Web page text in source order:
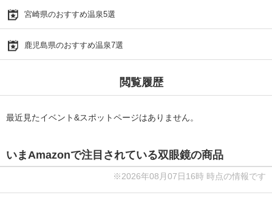
宮崎県のおすすめ温泉5選
鹿児島県のおすすめ温泉7選
閲覧履歴
最近見たイベント&スポットページはありません。
いまAmazonで注目されている双眼鏡の商品
※2026年08月07日16時 時点の情報です